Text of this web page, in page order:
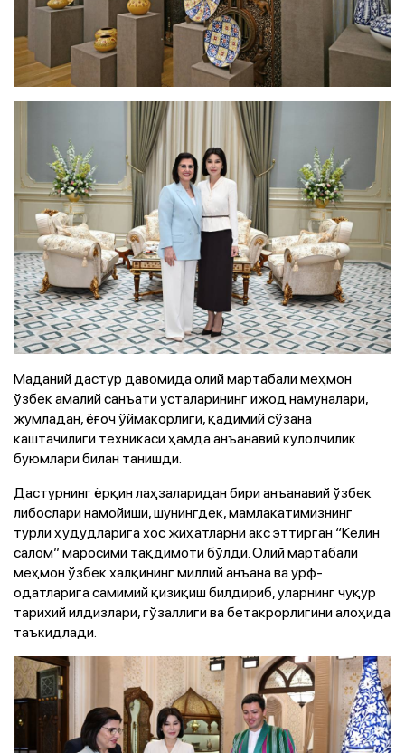
Маданий дастур давомида олий мартабали меҳмон
ўзбек амалий санъати усталарининг ижод намуналари,
жумладан, ёғоч ўймакорлиги, қадимий сўзана
каштачилиги техникаси ҳамда анъанавий кулолчилик
буюмлари билан танишди.
Дастурнинг ёрқин лаҳзаларидан бири анъанавий ўзбек
либослари намойиши, шунингдек, мамлакатимизнинг
турли ҳудудларига хос жиҳатларни акс эттирган “Келин
салом” маросими тақдимоти бўлди. Олий мартабали
меҳмон ўзбек халқининг миллий анъана ва урф-
одатларига самимий қизиқиш билдириб, уларнинг чуқур
тарихий илдизлари, гўзаллиги ва бетакрорлигини алоҳида
таъкидлади.